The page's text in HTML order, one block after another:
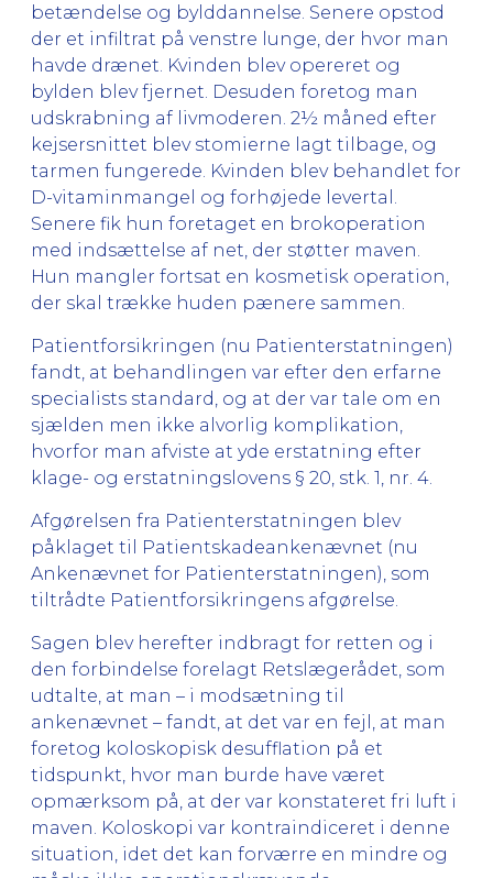
betændelse og bylddannelse. Senere opstod
der et infiltrat på venstre lunge, der hvor man
havde drænet. Kvinden blev opereret og
bylden blev fjernet. Desuden foretog man
udskrabning af livmoderen. 2½ måned efter
kejsersnittet blev stomierne lagt tilbage, og
tarmen fungerede. Kvinden blev behandlet for
D-vitaminmangel og forhøjede levertal.
Senere fik hun foretaget en brokoperation
med indsættelse af net, der støtter maven.
Hun mangler fortsat en kosmetisk operation,
der skal trække huden pænere sammen.
Patientforsikringen (nu Patienterstatningen)
fandt, at behandlingen var efter den erfarne
specialists standard, og at der var tale om en
sjælden men ikke alvorlig komplikation,
hvorfor man afviste at yde erstatning efter
klage- og erstatningslovens § 20, stk. 1, nr. 4.
Afgørelsen fra Patienterstatningen blev
påklaget til Patientskadeankenævnet (nu
Ankenævnet for Patienterstatningen), som
tiltrådte Patientforsikringens afgørelse.
Sagen blev herefter indbragt for retten og i
den forbindelse forelagt Retslægerådet, som
udtalte, at man – i modsætning til
ankenævnet – fandt, at det var en fejl, at man
foretog koloskopisk desufflation på et
tidspunkt, hvor man burde have været
opmærksom på, at der var konstateret fri luft i
maven. Koloskopi var kontraindiceret i denne
situation, idet det kan forværre en mindre og